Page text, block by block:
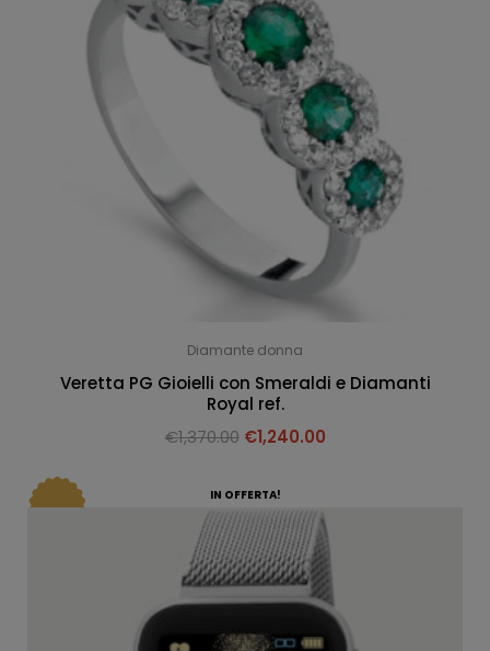
Diamante donna
Veretta PG Gioielli con Smeraldi e Diamanti
Royal ref.
€1,370.00 €1,240.00
IN OFFERTA!